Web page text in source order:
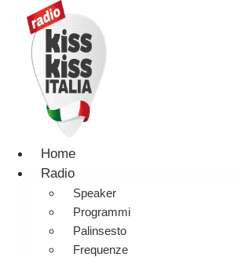
Home
Radio
Speaker
Programmi
Palinsesto
Frequenze